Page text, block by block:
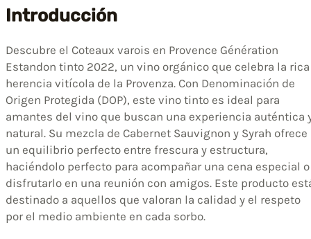
Introducción
Descubre el Coteaux varois en Provence Génération
Estandon tinto 2022, un vino orgánico que celebra la rica
herencia vitícola de la Provenza. Con Denominación de
Origen Protegida (DOP), este vino tinto es ideal para
amantes del vino que buscan una experiencia auténtica
natural. Su mezcla de Cabernet Sauvignon y Syrah ofrece
un equilibrio perfecto entre frescura y estructura,
haciéndolo perfecto para acompañar una cena especial o
disfrutarlo en una reunión con amigos. Este producto
destinado a aquellos que valoran la calidad y el respeto
por el medio ambiente en cada sorbo.